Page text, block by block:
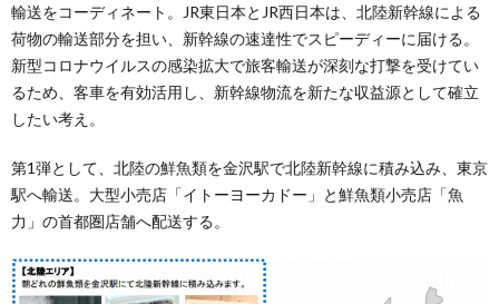
輸送をコーディネート。JR東日本とJR西日本は、北陸新幹線による
荷物の輸送部分を担い、新幹線の速達性でスピーディーに届ける。
新型コロナウイルスの感染拡大で旅客輸送が深刻な打撃を受けてい
るため、客車を有効活用し、新幹線物流を新たな収益源として確立
したい考え。
第1弾として、北陸の鮮魚類を金沢駅で北陸新幹線に積み込み、東京
駅へ輸送。大型小売店「イトーヨーカドー」と鮮魚類小売店「魚
力」の首都圏店舗へ配送する。